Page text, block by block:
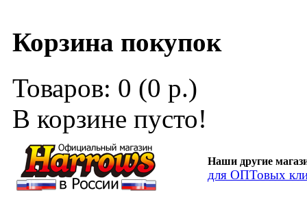
Корзина покупок
Товаров: 0 (0 р.)
В корзине пусто!
Наши другие
для ОПТовых